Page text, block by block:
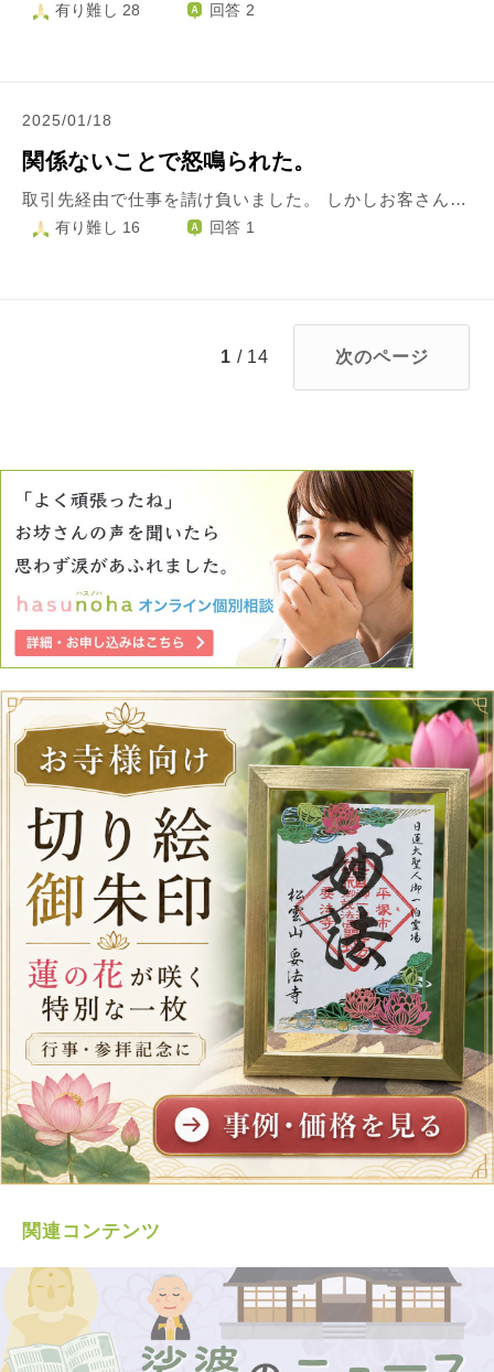
有り難し 28 回答 2
2025/01/18
関係ないことで怒鳴られた。
取引先経由で仕事を請け負いました。 しかしお客さんの印象が悪く、後悔しました。 引き受けた仕事はお客さん自身に考えてもらわないといけない部分があるので最初に説明してこちらでは対応できないからご自身でお願いします。と伝えていました。 ですが蓋を開けてみると穴だらけ。お客さんが作った資料を持参しても行く先々でダメ出しを受け修正して…を繰り返しました。 ある日突然お客さんから呼び出され、あんたがきちんと仕事をしないから何度も修正を受ける。どうなってるんだ！と詰められました。 自分たちの作った資料がおかしいからだろう。と言いたいですが、聞き入れるような相手でもなかったので黙っていました。 自分たちの専門分野なのに素人の私に当たり散らして何を言ってるんだこいつらは？と思いながら、こっちで動くしかないかな～と考えていました。 ただこちらの範疇ではないことに対して散々言ってくるので元請けの立場である取引先に苦情を入れました。すると「プロとしてお願いしたんだからきちんとやってもらわないと。」でした。 「できることとできないことがあるから。」と言いましたが、その言葉には「自分はわからない。」という具合で逃げるような態度でした。 その後お客さんから連絡がなかったのでこれからどうするかを検討しているんだろうと思っていましたが、するとまた取引先が「お前電話に出ないらしいな。そんな仕事の仕方でいいのか？」と怒鳴ってきました。 ですが、どれだけ確認しても着信があった履歴がありません。 履歴が残っていないから電話のしようがないと言いましたが取引先は声を荒げるばかり。 正直お客さんとも取引先とも縁を切りたいのですが、このまま音信不通にしてしまうと本当にこちらが不誠実ということになってしまいますのでこちらからお客さんに電話を入れて着信の履歴が確認できなかったということを伝えて要件については話すことができました。 ですが、取引先とお客さんから好き勝手言われて、なんでこんな目に遭わなきゃいけないんだ。取引先はすぐ逃げるくせに文句だけは偉そうに言うのか。と怒りがおさまりません。 これまでもこういうことがあった取引先なのでこれを機に縁を切ります。 それでもここまで言われると、頭に来ます。 めんどくさいので何も言い返す気にもならないのですが、悔しくて仕方がありません。
有り難し 16 回答 1
1 / 14 次のページ
関連コンテンツ